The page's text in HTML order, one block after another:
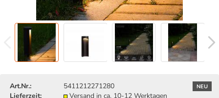
NEU
Art.Nr.:
5411212271280
Lieferzeit:
Versand in ca. 10-12 Werktagen